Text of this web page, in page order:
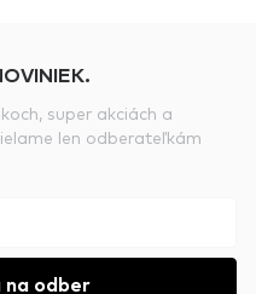
super akciách a
len odberateľkám
na odber